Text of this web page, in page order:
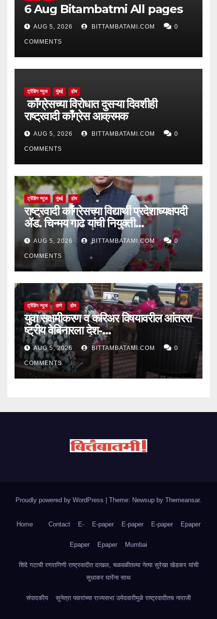
6 Aug Bitambatmi All pages
AUG 5, 2026 BITTAMBATAMI.COM 0
COMMENTS
ट्रेंडिंग न्यूज मुंबई होम
काँग्रेसच्या विरोधात दुसऱ्या दिवशीही
राष्ट्रवादी काँग्रेस आक्रमक
AUG 5, 2026 BITTAMBATAMI.COM 0
COMMENTS
ट्रेंडिंग न्यूज मुंबई होम
राष्ट्रवादी काँग्रेसच्या विद्यार्थी प्रदेशाध्यक्षपदी
ॲड. चिन्मय गाढे यांची नियुक्ती…
AUG 5, 2026 BITTAMBATAMI.COM 0
COMMENTS
ट्रेंडिंग न्यूज ठाणे होम
युवा सक्षमीकरण व करिअर विषयावरील आंतररा
ष्ट्रीय वेबिनारला देश-
विदेशातून उत्स्फूर्त प्रतिसाद
AUG 5, 2026 BITTAMBATAMI.COM 0
COMMENTS
Proudly powered by WordPress | Theme: Newsup by Themeansar.
Home Contact E- E-paper E-paper E-paper Epaper
Epaper Epaper Mumbai
शिंदे गटाची रणरागिणी राष्ट्रवादीत दाखल, चळवळीतल्या नेत्या सुरेखा खेडकर यांची
सुधाकर घारेंना साथ
संपादकीय सुनेत्रा पवारांच्या राज्यसभा उमेदवारीमुळे राष्ट्रवादीतच नाराजी